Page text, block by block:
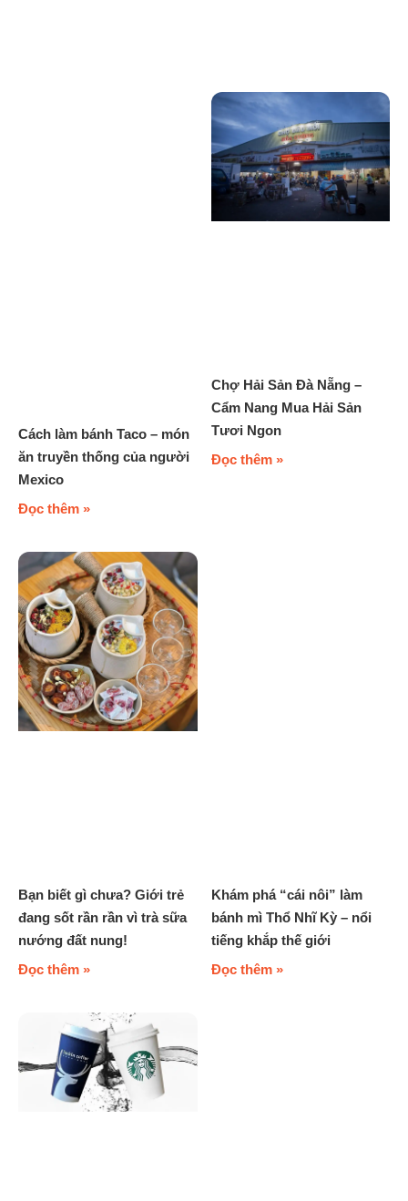
Cách làm bánh Taco – món
ăn truyền thống của người
Mexico
Đọc thêm »
Chợ Hải Sản Đà Nẵng –
Cẩm Nang Mua Hải Sản
Tươi Ngon
Đọc thêm »
Bạn biết gì chưa? Giới trẻ
đang sốt rần rần vì trà sữa
nướng đất nung!
Đọc thêm »
Khám phá “cái nôi” làm
bánh mì Thổ Nhĩ Kỳ – nổi
tiếng khắp thế giới
Đọc thêm »